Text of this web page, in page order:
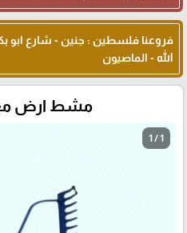
فروعنا فلسطين : جنين - شارع ابو
الله - الماصيون
مشط ارض
1 / 1